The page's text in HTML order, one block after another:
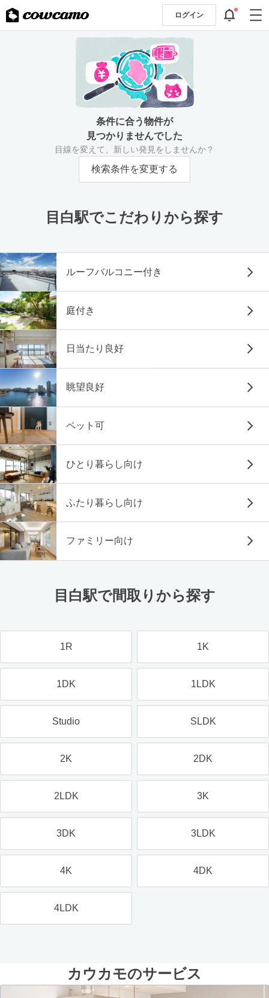
ログイン
条件に合う物件が
見つかりませんでした
目線を変えて、新しい発見をしませんか？
検索条件を変更する
目白駅でこだわりから探す
ルーフバルコニー付き
庭付き
日当たり良好
眺望良好
ペット可
ひとり暮らし向け
ふたり暮らし向け
ファミリー向け
目白駅で間取りから探す
1R 1K
1DK 1LDK
Studio SLDK
2K 2DK
2LDK 3K
3DK 3LDK
4K 4DK
4LDK
カウカモのサービス